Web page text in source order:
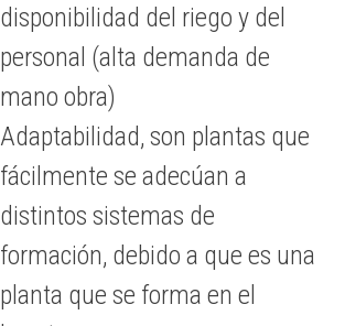
disponibilidad del riego y del
personal (alta demanda de
mano obra)
Adaptabilidad, son plantas que
fácilmente se adecúan a
distintos sistemas de
formación, debido a que es una
planta que se forma en el